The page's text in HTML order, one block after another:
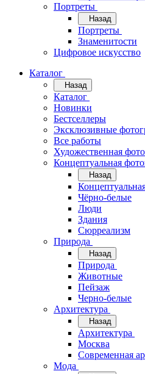
Портреты
Назад
Портреты
Знаменитости
Цифровое искусство
Каталог
Назад
Каталог
Новинки
Бестселлеры
Эксклюзивные
Все работы
Художественная
Концептуальная
Назад
Чёрно-белые
Люди
Здания
Сюрреализм
Природа
Назад
Природа
Животные
Пейзаж
Черно-белые
Архитектура
Назад
Архитектура
Москва
Современная
Мода